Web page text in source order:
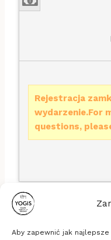
Aby zapewnić jak
Rejestracja
wydarzenie.For
questions,